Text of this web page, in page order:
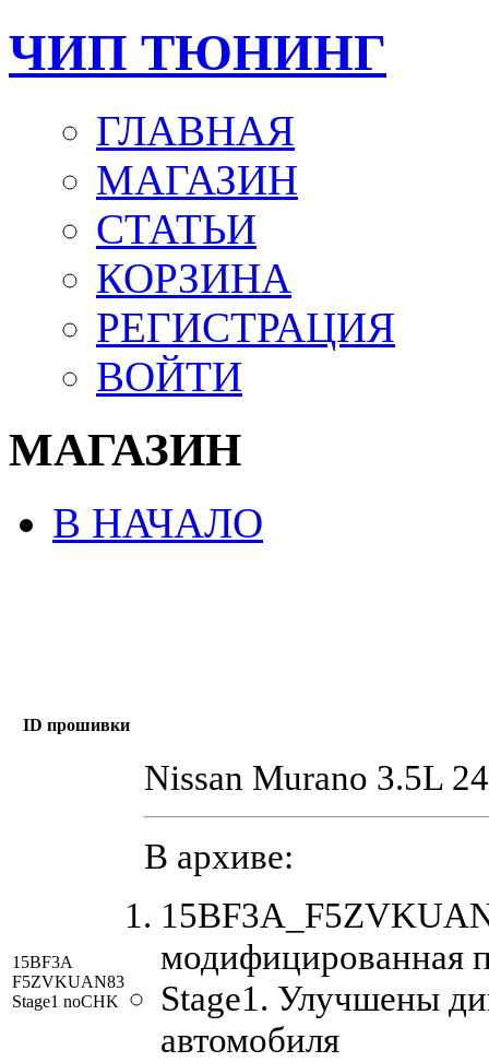
ЧИП ТЮНИНГ
ГЛАВНАЯ
МАГАЗИН
СТАТЬИ
КОРЗИНА
РЕГИСТРАЦИЯ
ВОЙТИ
МАГАЗИН
В НАЧАЛО
ID прошивки
15BF3A
F5ZVKUAN83
Stage1 noCHK
Nissan Murano 3.5L
В архиве:
модифицированная
Stage1. Улучшены
автомобиля